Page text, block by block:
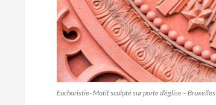
Eucharistie- Motif sculpté sur porte d’église – Bruxelles